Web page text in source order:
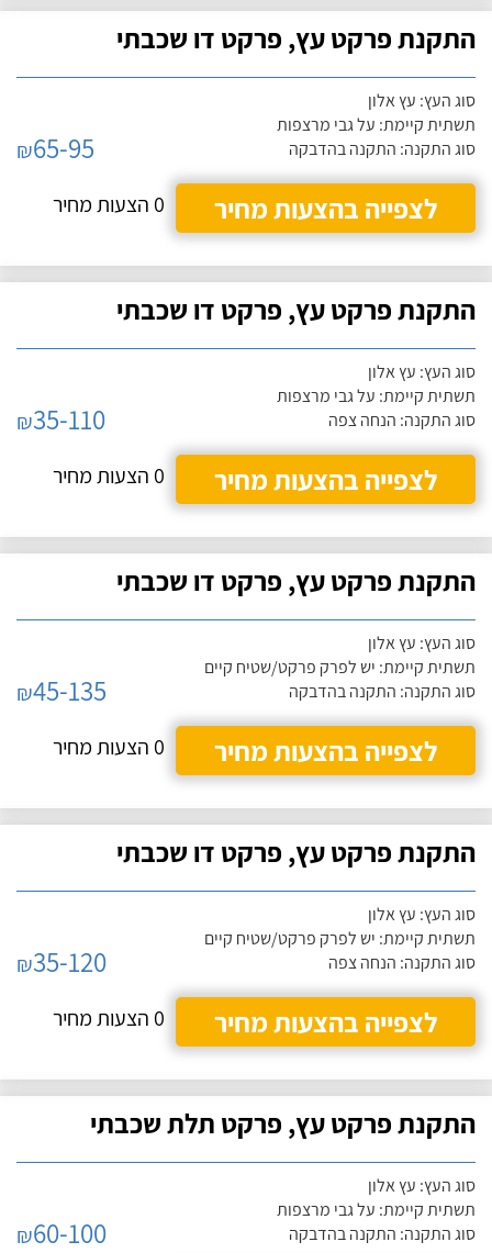
התקנת פרקט עץ, פרקט דו שכבתי
סוג העץ: עץ אלון
תשתית קיימת: על גבי מרצפות
סוג התקנה: התקנה בהדבקה
₪65-95
לצפייה בהצעות מחיר
0 הצעות מחיר
התקנת פרקט עץ, פרקט דו שכבתי
סוג העץ: עץ אלון
תשתית קיימת: על גבי מרצפות
סוג התקנה: הנחה צפה
₪35-110
לצפייה בהצעות מחיר
0 הצעות מחיר
התקנת פרקט עץ, פרקט דו שכבתי
סוג העץ: עץ אלון
תשתית קיימת: יש לפרק פרקט/שטיח קיים
סוג התקנה: התקנה בהדבקה
₪45-135
לצפייה בהצעות מחיר
0 הצעות מחיר
התקנת פרקט עץ, פרקט דו שכבתי
סוג העץ: עץ אלון
תשתית קיימת: יש לפרק פרקט/שטיח קיים
סוג התקנה: הנחה צפה
₪35-120
לצפייה בהצעות מחיר
0 הצעות מחיר
התקנת פרקט עץ, פרקט תלת שכבתי
סוג העץ: עץ אלון
תשתית קיימת: על גבי מרצפות
סוג התקנה: התקנה בהדבקה
₪60-100